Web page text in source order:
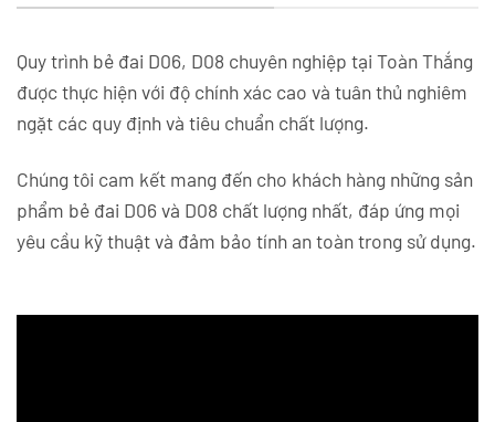
Quy trình bẻ đai D06, D08 chuyên nghiệp tại Toàn Thắng
được thực hiện với độ chính xác cao và tuân thủ nghiêm
ngặt các quy định và tiêu chuẩn chất lượng.
Chúng tôi cam kết mang đến cho khách hàng những sản
phẩm bẻ đai D06 và D08 chất lượng nhất, đáp ứng mọi
yêu cầu kỹ thuật và đảm bảo tính an toàn trong sử dụng.